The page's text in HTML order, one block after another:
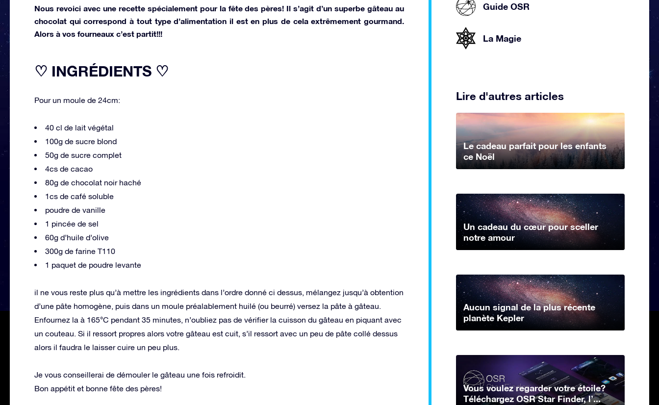
Nous revoici avec une recette spécialement pour la fête des pères! Il s’agit d’un superbe gâteau au
chocolat qui correspond à tout type d’alimentation il est en plus de cela extrêmement gourmand.
Alors à vos fourneaux c’est partit!!!
♡ INGRÉDIENTS ♡
Pour un moule de 24cm:
40 cl de lait végétal
100g de sucre blond
50g de sucre complet
4cs de cacao
80g de chocolat noir haché
1cs de café soluble
poudre de vanille
1 pincée de sel
60g d’huile d’olive
300g de farine T110
1 paquet de poudre levante
il ne vous reste plus qu’à mettre les ingrédients dans l’ordre donné ci dessus, mélangez jusqu’à obtention
d’une pâte homogène, puis dans un moule préalablement huilé (ou beurré) versez la pâte à gâteau.
Enfournez la à 165°C pendant 35 minutes, n’oubliez pas de vérifier la cuisson du gâteau en piquant avec
un couteau. Si il ressort propres alors votre gâteau est cuit, s’il ressort avec un peu de pâte collé dessus
alors il faudra le laisser cuire un peu plus.
Je vous conseillerai de démouler le gâteau une fois refroidit.
Bon appétit et bonne fête des pères!
Guide OSR
La Magie
Lire d'autres articles
Le cadeau parfait pour les enfants
ce Noël
Un cadeau du cœur pour sceller
notre amour
Aucun signal de la plus récente
planète Kepler
Vous voulez regarder votre étoile?
Téléchargez OSR Star Finder, l’...